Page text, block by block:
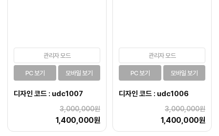
관리자 모드
PC 보기 모바일 보기
디자인 코드 : udc1007
3,000,000원
1,400,000원
관리자 모드
PC 보기 모바일 보기
디자인 코드 : udc1006
3,000,000원
1,400,000원